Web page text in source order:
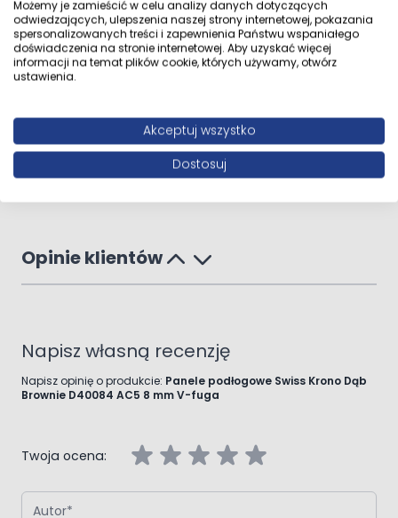
Opinie klientów
Napisz własną recenzję
Napisz opinię o produkcie: Panele podłogowe Swiss Krono Dąb
Brownie D40084 AC5 8 mm V-fuga
Twoja ocena:
Autor
Możemy je zamieścić w celu analizy danych dotyczących
odwiedzających, ulepszenia naszej strony internetowej, pokazania
spersonalizowanych treści i zapewnienia Państwu wspaniałego
doświadczenia na stronie internetowej. Aby uzyskać więcej
informacji na temat plików cookie, których używamy, otwórz
ustawienia.
Akceptuj wszystko
Dostosuj